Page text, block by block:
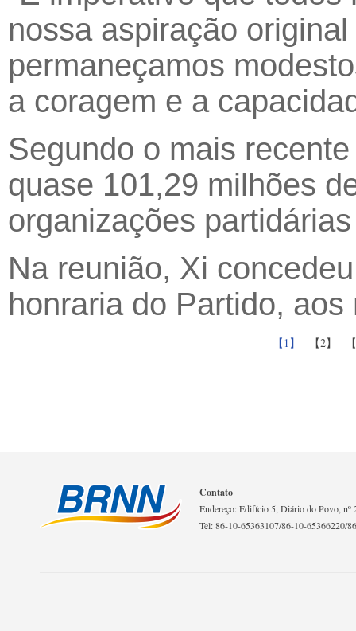
nossa aspiração
permaneçamos
a coragem e a
Segundo o mais
quase 101,29 milhões
organizações
Na reunião, Xi
honraria do Partido,
【1】 【2】
Contato
Endereço: Edifício 5, Diário do Povo,
Tel: 86-10-65363107/86-10-65366220/